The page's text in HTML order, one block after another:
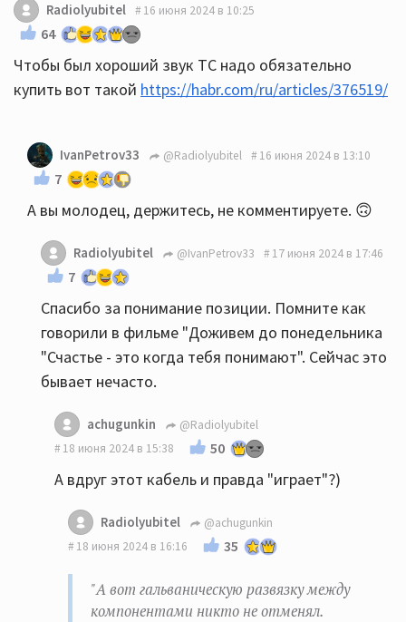
Radiolyubitel 16 июня 2024 в 10:25
64
Чтобы был хороший звук ТС надо обязательно
купить вот такой https://habr.com/ru/articles/376519/
IvanPetrov33 @Radiolyubitel 16 июня 2024 в 13:10
7
А вы молодец, держитесь, не комментируете. 🙃
Radiolyubitel @IvanPetrov33 17 июня 2024 в 17:46
7
Спасибо за понимание позиции. Помните как
говорили в фильме "Доживем до понедельника
"Счастье - это когда тебя понимают". Сейчас это
бывает нечасто.
achugunkin
@Radiolyubitel
18 июня 2024 в 15:38
50
А вдруг этот кабель и правда "играет"?)
Radiolyubitel
@achugunkin
18 июня 2024 в 16:16
35
"А вот гальваническую развязку между
компонентами никто не отменял.